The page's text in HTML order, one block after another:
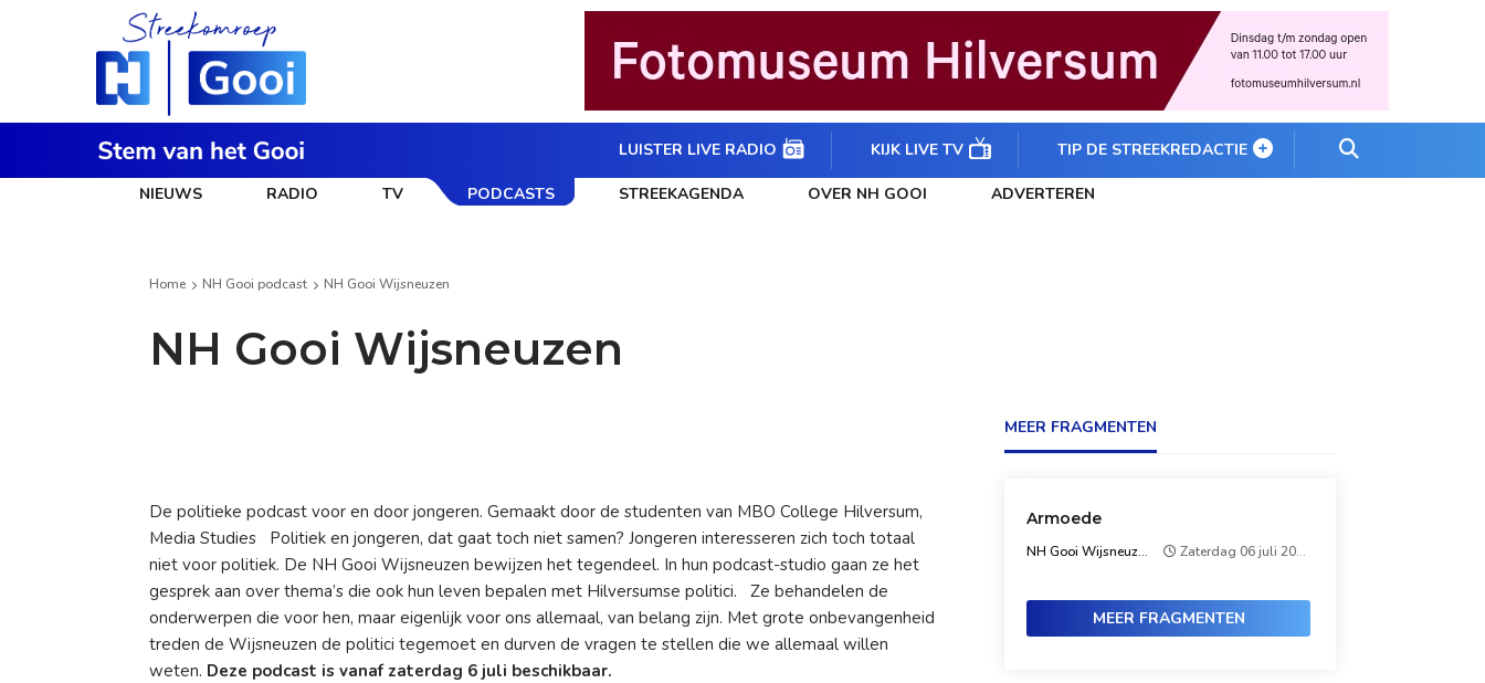
LUISTER LIVE RADIO KIJK LIVE TV TIP DE STREEKREDACTIE
NIEUWS RADIO TV PODCASTS STREEKAGENDA OVER NH GOOI ADVERTEREN
Home NH Gooi podcast NH Gooi Wijsneuzen
NH Gooi Wijsneuzen
De politieke podcast voor en door jongeren. Gemaakt door de studenten van MBO College Hilversum,
Media Studies
Politiek en jongeren, dat gaat toch niet samen? Jongeren interesseren zich toch totaal
niet voor politiek. De NH Gooi Wijsneuzen bewijzen het tegendeel. In hun podcast-studio gaan ze het
gesprek aan over thema’s die ook hun leven bepalen met Hilversumse politici.
Ze behandelen de
onderwerpen die voor hen, maar eigenlijk voor ons allemaal, van belang zijn. Met grote onbevangenheid
treden de Wijsneuzen de politici tegemoet en durven de vragen te stellen die we allemaal willen
weten. Deze podcast is vanaf zaterdag 6 juli beschikbaar.
MEER FRAGMENTEN
Armoede
NH Gooi Wijsneuzen Zaterdag 06 juli 2024
MEER FRAGMENTEN